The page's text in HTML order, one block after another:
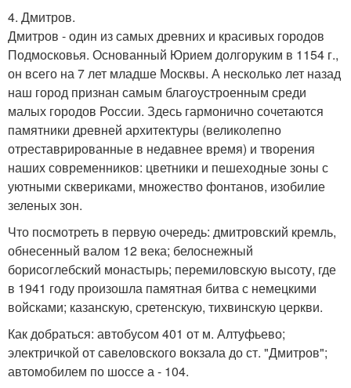
4. Дмитров.
Дмитров - один из самых древних и красивых городов
Подмосковья. Основанный Юрием долгоруким в 1154 г.,
он всего на 7 лет младше Москвы. А несколько лет назад
наш город признан самым благоустроенным среди
малых городов России. Здесь гармонично сочетаются
памятники древней архитектуры (великолепно
отреставрированные в недавнее время) и творения
наших современников: цветники и пешеходные зоны с
уютными сквериками, множество фонтанов, изобилие
зеленых зон.
Что посмотреть в первую очередь: дмитровский кремль,
обнесенный валом 12 века; белоснежный
борисоглебский монастырь; перемиловскую высоту, где
в 1941 году произошла памятная битва с немецкими
войсками; казанскую, сретенскую, тихвинскую церкви.
Как добраться: автобусом 401 от м. Алтуфьево;
электричкой от савеловского вокзала до ст. "Дмитров";
автомобилем по шоссе а - 104.